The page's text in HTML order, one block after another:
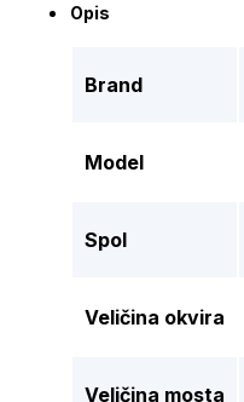
Opis
Brand
Model
Spol
Veličina okvira
Veličina mosta